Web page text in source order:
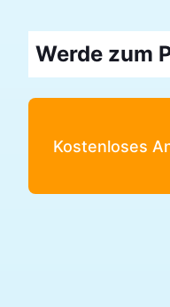
Werde zum
Kostenloses